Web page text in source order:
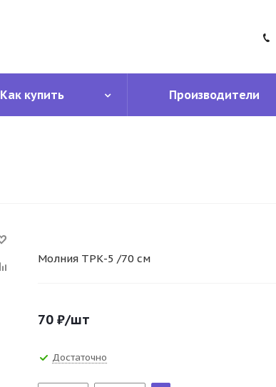
Как купить Производители
Молния ТРК-5 /70 см
70 ₽/шт
Достаточно